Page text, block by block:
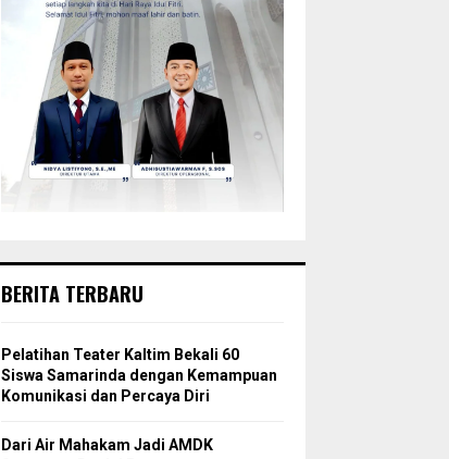
BERITA TERBARU
Pelatihan Teater Kaltim Bekali 60
Siswa Samarinda dengan Kemampuan
Komunikasi dan Percaya Diri
Dari Air Mahakam Jadi AMDK